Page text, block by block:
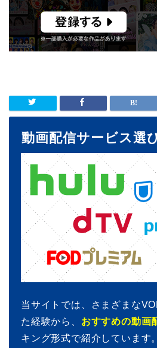
動画配信サービス選
当サイトでは、さまざまな
た経験から、 おすすめの動画
キング形式で紹介しています。